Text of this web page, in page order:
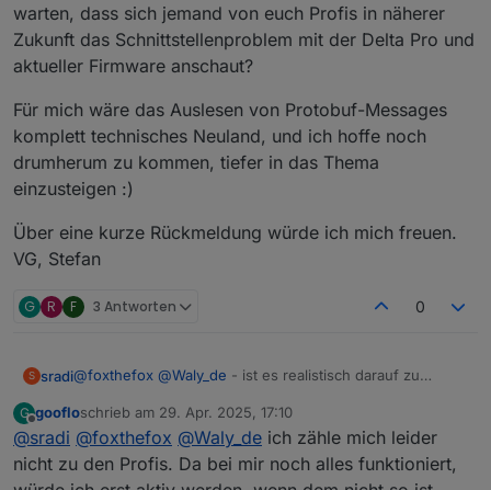
warten, dass sich jemand von euch Profis in näherer
Zukunft das Schnittstellenproblem mit der Delta Pro und
aktueller Firmware anschaut?
Für mich wäre das Auslesen von Protobuf-Messages
komplett technisches Neuland, und ich hoffe noch
drumherum zu kommen, tiefer in das Thema
einzusteigen :)
Über eine kurze Rückmeldung würde ich mich freuen.
VG, Stefan
G R F 3 Antworten 0
S sradi@foxthefox @Waly_de - ist es realistisch darauf zu
Zukunft das Schnittstellenproblem mit der Delta Pro und
aktueller Firmware anschaut?
Für mich wäre das Auslesen von Protobuf-Messages
komplett technisches Neuland, und ich hoffe noch
drumherum zu kommen, tiefer in das Thema einzusteigen
Über eine kurze Rückmeldung würde ich mich freuen.
VG, Stefan
G
Offline
goofloschrieb am 29. Apr. 2025, 17:10
zuletzt editiert von
@sradi @foxthefox @Waly_de ich zähle mich leider
nicht zu den Profis. Da bei mir noch alles funktioniert,